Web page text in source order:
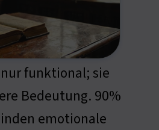
funktional; sie
Bedeutung. 90%
emotionale